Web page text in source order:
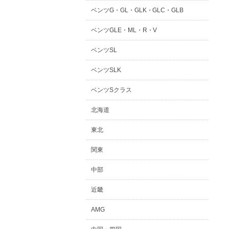
ベンツG・GL・GLK・GLC・GLB
ベンツGLE・ML・R・V
ベンツSL
ベンツSLK
ベンツSクラス
北海道
東北
関東
中部
近畿
AMG